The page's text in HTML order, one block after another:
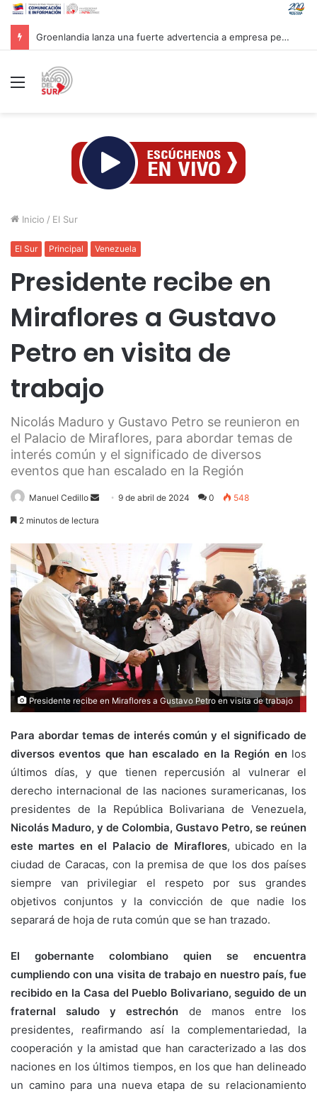
Groenlandia lanza una fuerte advertencia a empresa petrolera vinculada a Trump
Menú
Inicio / El Sur
El Sur Principal Venezuela
Presidente recibe en
Miraflores a Gustavo
Petro en visita de
trabajo
Nicolás Maduro y Gustavo Petro se reunieron en
el Palacio de Miraflores, para abordar temas de
interés común y el significado de diversos
eventos que han escalado en la Región
Manuel Cedillo
Send9 de abril de 2024 0 548
2 minutos de lectura
Presidente recibe en Miraflores a Gustavo Petro en visita de trabajo
Para abordar temas de interés común y el significado de
diversos eventos que han escalado en la Región enlos
últimos días, y que tienen repercusión al vulnerar el
derecho internacional de las naciones suramericanas, los
presidentes de la República Bolivariana de Venezuela,
Nicolás Maduro, y de Colombia, Gustavo Petro, se reúnen
este martes en el Palacio de Miraflores, ubicado en la
ciudad de Caracas, con la premisa de que los dos países
siempre van privilegiar el respeto por sus grandes
objetivos conjuntos y la convicción de que nadie los
separará de hoja de ruta común que se han trazado.
El gobernante colombiano quien se encuentra
cumpliendo con una visita de trabajo en nuestro país, fue
recibido en la Casa del Pueblo Bolivariano, seguido de un
fraternal saludo y estrechón de manos entre los
presidentes, reafirmando así la complementariedad, la
cooperación y la amistad que han caracterizado a las dos
naciones en los últimos tiempos, en los que han delineado
un camino para una nueva etapa de su relacionamiento